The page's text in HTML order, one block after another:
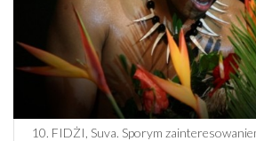
10. FIDŻI, Suva. Sporym